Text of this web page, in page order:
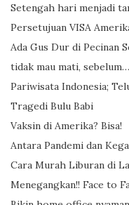
Setengah hari menjadi
Persetujuan VISA
Ada Gus Dur di Pecinan
tidak mau mati, sebelum…
Pariwisata Indonesia;
Tragedi Bulu Babi
Vaksin di Amerika? Bisa!
Antara Pandemi dan
Cara Murah Liburan di
Menegangkan!! Face to